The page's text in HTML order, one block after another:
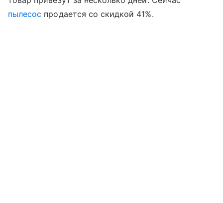
пылесос продается со скидкой 41%.